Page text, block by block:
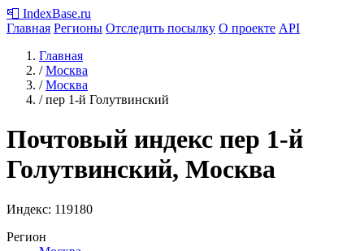
📮 IndexBase.ru
Главная Регионы Отследить посылку О проекте API
Главная
/ Москва
/ Москва
/ пер 1-й Голутвинский
Почтовый индекс пер 1-й
Голутвинский, Москва
Индекс: 119180
Регион